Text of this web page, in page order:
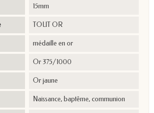
15mm
TOUT OR
médaille en or
Or 375/1000
Or jaune
Naissance, baptême, communion